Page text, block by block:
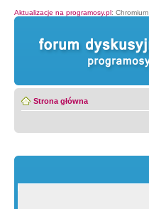
Aktualizacje na programosy.pl: Chromium
Strona główna